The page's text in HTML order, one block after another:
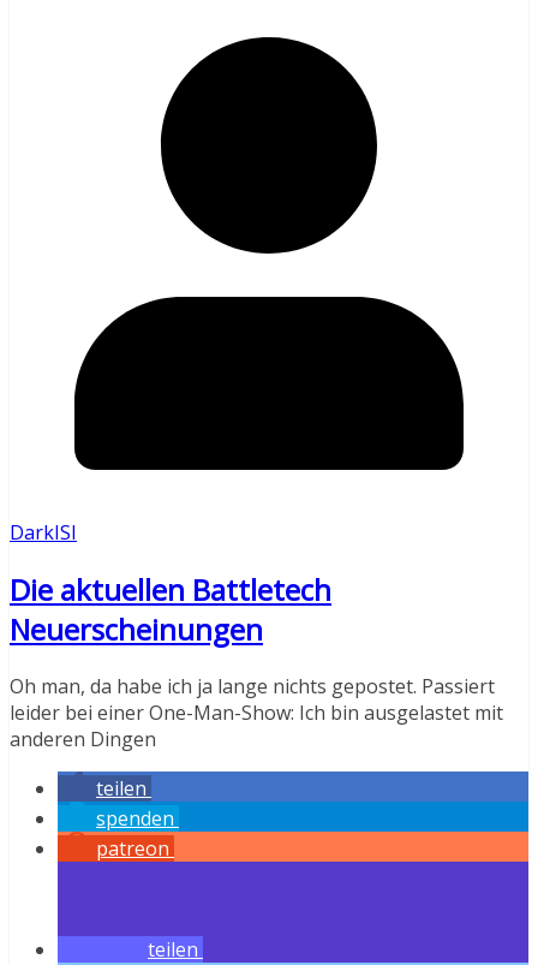
DarkISI
Die aktuellen Battletech
Neuerscheinungen
Oh man, da habe ich ja lange nichts gepostet. Passiert
leider bei einer One-Man-Show: Ich bin ausgelastet mit
anderen Dingen
teilen
spenden
patreon
teilen